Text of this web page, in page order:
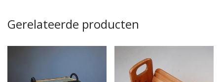
Gerelateerde producten